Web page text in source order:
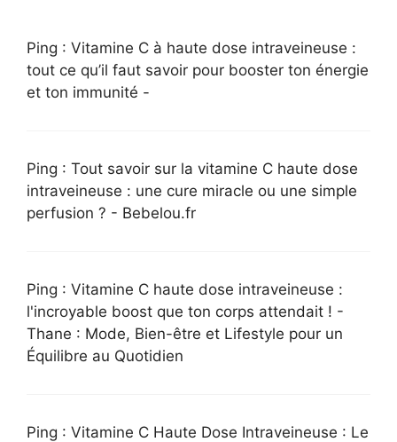
Ping : Vitamine C à haute dose intraveineuse :
tout ce qu’il faut savoir pour booster ton énergie
et ton immunité -
Ping : Tout savoir sur la vitamine C haute dose
intraveineuse : une cure miracle ou une simple
perfusion ? - Bebelou.fr
Ping : Vitamine C haute dose intraveineuse :
l'incroyable boost que ton corps attendait ! -
Thane : Mode, Bien-être et Lifestyle pour un
Équilibre au Quotidien
Ping : Vitamine C Haute Dose Intraveineuse : Le